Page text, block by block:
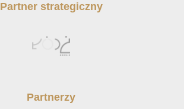
Partner strategiczny
Partnerzy